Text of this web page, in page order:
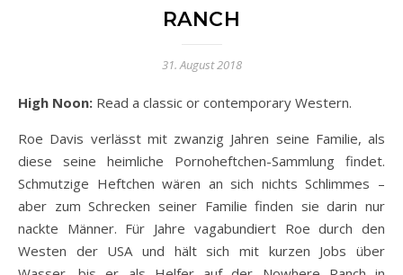
RANCH
31. August 2018
High Noon: Read a classic or contemporary Western.
Roe Davis verlässt mit zwanzig Jahren seine Familie, als
diese seine heimliche Pornoheftchen-Sammlung findet.
Schmutzige Heftchen wären an sich nichts Schlimmes –
aber zum Schrecken seiner Familie finden sie darin nur
nackte Männer. Für Jahre vagabundiert Roe durch den
Westen der USA und hält sich mit kurzen Jobs über